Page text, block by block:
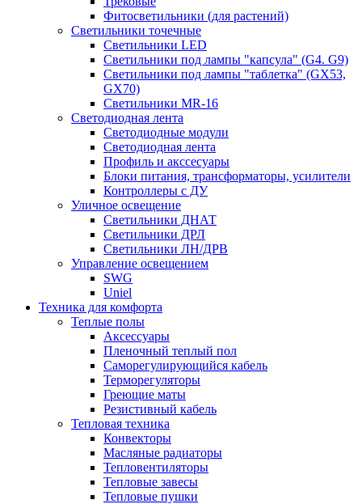
Фитосветильники (для растений)
Светильники точечные
Светильники LED
Светильники под лампы "капсула" (G4. G9)
Светильники под лампы "таблетка" (GX53,
GX70)
Светильники MR-16
Светодиодная лента
Светодиодные модули
Светодиодная лента
Профиль и акссесуары
Блоки питания, трансформаторы, усилители
Контроллеры с ДУ
Уличное освещение
Светильники ДНАТ
Светильники ДРЛ
Светильники ЛН/ДРВ
Управление освещением
SWG
Uniel
Техника для комфорта
Теплые полы
Аксессуары
Пленочный теплый пол
Саморегулирующийся кабель
Терморегуляторы
Греющие маты
Резистивный кабель
Тепловая техника
Конвекторы
Масляные радиаторы
Тепловентиляторы
Тепловые завесы
Тепловые пушки